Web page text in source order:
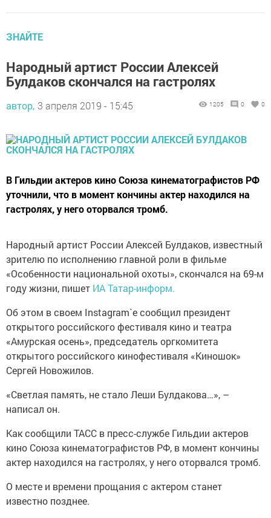
ЗНАЙТЕ
Народный артист России Алексей
Булдаков скончался на гастролях
автор, 3 апреля 2019 - 15:45 1205 0 0
В Гильдии актеров кино Союза кинематографистов РФ
уточнили, что в момент кончины актер находился на
гастролях, у него оторвался тромб.
Народный артист России Алексей Булдаков, известный
зрителю по исполнению главной роли в фильме
«Особенности национальной охоты», скончался на 69-м
году жизни, пишет ИА Татар-информ.
Об этом в своем Instagram`e сообщил президент
открытого российского фестиваля кино и театра
«Амурская осень», председатель оргкомитета
открытого российского кинофестиваля «Киношок»
Сергей Новожилов.
«Светлая память, не стало Леши Булдакова…», –
написал он.
Как сообщили ТАСС в пресс-службе Гильдии актеров
кино Союза кинематографистов РФ, в момент кончины
актер находился на гастролях, у него оторвался тромб.
О месте и времени прощания с актером станет
известно позднее.